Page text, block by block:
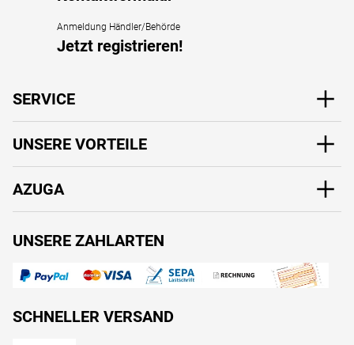
Anmeldung Händler/Behörde
Jetzt registrieren!
SERVICE
UNSERE VORTEILE
AZUGA
UNSERE ZAHLARTEN
SCHNELLER VERSAND